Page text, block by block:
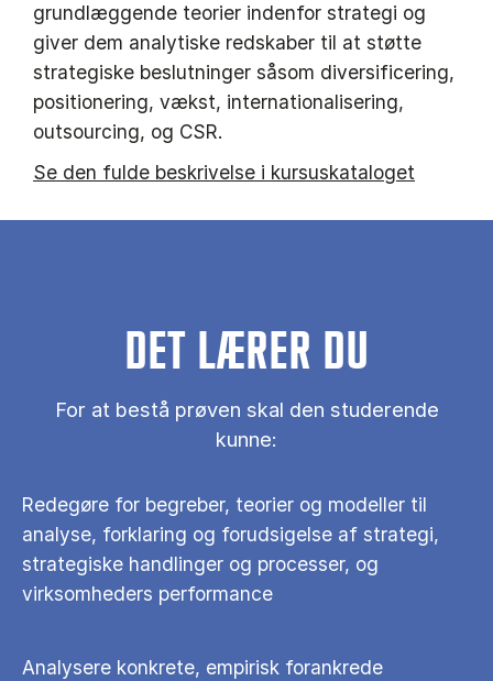
grundlæggende teorier indenfor strategi og
giver dem analytiske redskaber til at støtte
strategiske beslutninger såsom diversificering,
positionering, vækst, internationalisering,
outsourcing, og CSR.
Se den fulde beskrivelse i kursuskataloget
DET LÆRER DU
For at bestå prøven skal den studerende
kunne:
Redegøre for begreber, teorier og modeller til
analyse, forklaring og forudsigelse af strategi,
strategiske handlinger og processer, og
virksomheders performance
Analysere konkrete, empirisk forankrede